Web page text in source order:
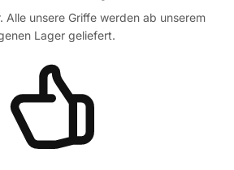
Alle unsere Griffe werden ab unserem
Lager geliefert.